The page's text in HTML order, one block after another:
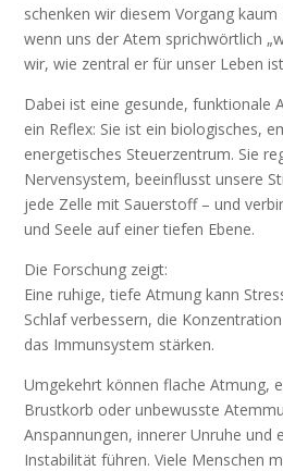
schenken wir diesem Vorgang
wenn uns der Atem sprichwörtlich
wir, wie zentral er für unser Leben
Dabei ist eine gesunde, funktionale
ein Reflex: Sie ist ein biologisches,
energetisches Steuerzentrum. Sie
Nervensystem, beeinflusst unsere
jede Zelle mit Sauerstoff – und
und Seele auf einer tiefen Ebene.
Die Forschung zeigt:
Eine ruhige, tiefe Atmung kann
Schlaf verbessern, die
das Immunsystem stärken.
Umgekehrt können flache Atmung,
Brustkorb oder unbewusste
Anspannungen, innerer Unruhe und
Instabilität führen. Viele Menschen